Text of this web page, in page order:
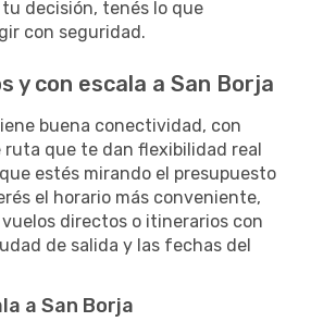
decisión, tenés lo que
con seguridad.
y con escala a San Borja
buena conectividad, con
ruta que te dan flexibilidad real
estés mirando el presupuesto
el horario más conveniente,
directos o itinerarios con
de salida y las fechas del
a San Borja